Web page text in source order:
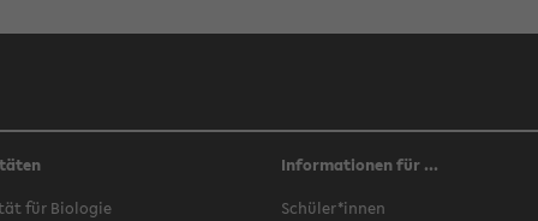
für Bio­lo­gie
Informationen für ...
Schü­ler*innen